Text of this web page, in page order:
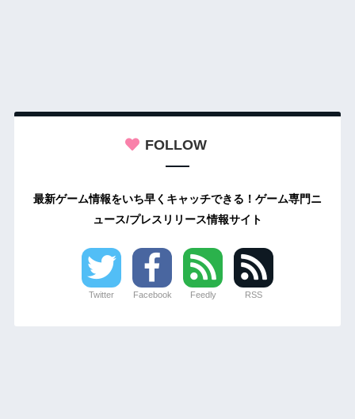
FOLLOW
最新ゲーム情報をいち早くキャッチできる！ゲーム専門ニ
ュース/プレスリリース情報サイト
Twitter Facebook Feedly RSS